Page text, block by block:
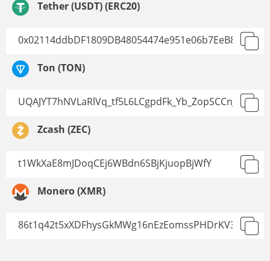
Tether (USDT) (ERC20)
Ton (TON)
Zcash (ZEC)
Monero (XMR)